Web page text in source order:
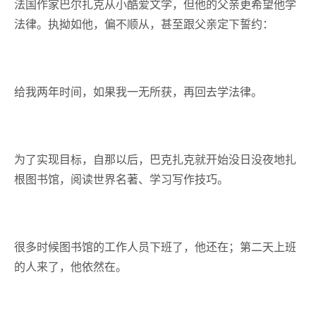
法国作家巴尔扎克从小酷爱文学，但他的父亲更希望他学
法律。执拗如他，偏不顺从，甚至跟父亲定下誓约：
给我两年时间，如果我一无所获，再回去学法律。
为了实现目标，自那以后，巴克扎克就开始没日没夜地扎
根图书馆，阅读世界名著、学习写作技巧。
很多时候图书馆的工作人员下班了，他还在；第二天上班
的人来了，他依然在。